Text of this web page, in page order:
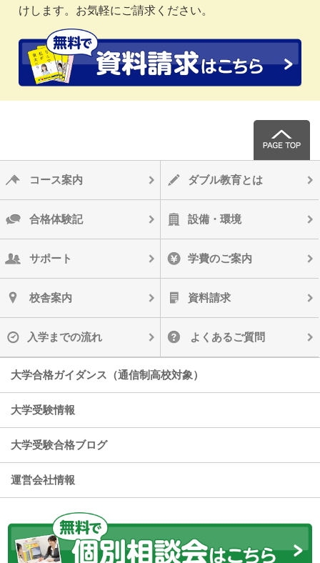
けします。お気軽にご請求ください。
コース案内 ダブル教育とは
合格体験記 設備・環境
サポート 学費のご案内
校舎案内 資料請求
入学までの流れ よくあるご質問
大学合格ガイダンス（通信制高校対象）
大学受験情報
大学受験合格ブログ
運営会社情報